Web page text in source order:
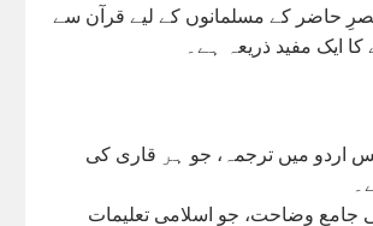
حاضر کے مسلمانوں کے لیے قرآن سے
کا ایک مفید ذریعہ ہے۔
اردو میں ترجمہ، جو ہر قاری کی
جامع وضاحت، جو اسلامی تعلیمات